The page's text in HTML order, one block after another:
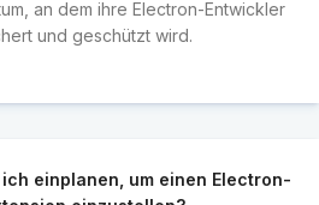
an dem ihre Electron-Entwickler
und geschützt wird.
einplanen, um einen Electron-